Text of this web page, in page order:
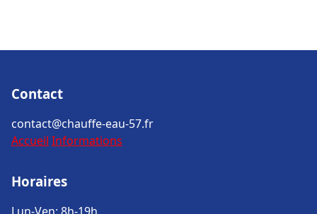
Contact
contact@chauffe-eau-57.fr
Accueil Informations
Horaires